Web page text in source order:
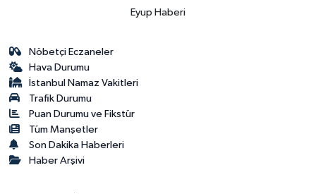
Eyup Haberi
Nöbetçi Eczaneler
Hava Durumu
İstanbul Namaz Vakitleri
Trafik Durumu
Puan Durumu ve Fikstür
Tüm Manşetler
Son Dakika Haberleri
Haber Arşivi